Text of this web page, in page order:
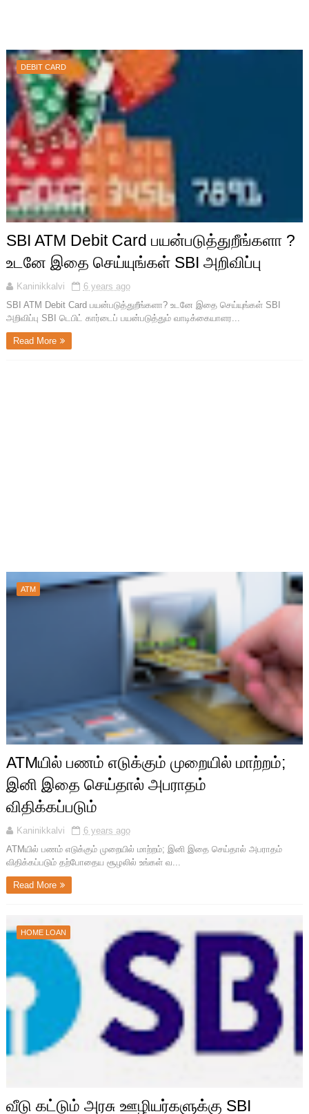
DEBIT CARD
SBI ATM Debit Card பயன்படுத்துறீங்களா ?
உடனே இதை செய்யுங்கள் SBI அறிவிப்பு
Kaninikkalvi
6 years ago
SBI ATM Debit Card பயன்படுத்துறீங்களா? உடனே இதை செய்யுங்கள் SBI
அறிவிப்பு SBI டெபிட் கார்டைப் பயன்படுத்தும் வாடிக்கையாளர...
Read More
ATM
ATMயில் பணம் எடுக்கும் முறையில் மாற்றம்;
இனி இதை செய்தால் அபராதம்
விதிக்கப்படும்
Kaninikkalvi
6 years ago
ATMயில் பணம் எடுக்கும் முறையில் மாற்றம்; இனி இதை செய்தால் அபராதம்
விதிக்கப்படும் தற்போதைய சூழலில் உங்கள் வ...
Read More
HOME LOAN
வீடு கட்டும் அரசு ஊழியர்களுக்கு SBI